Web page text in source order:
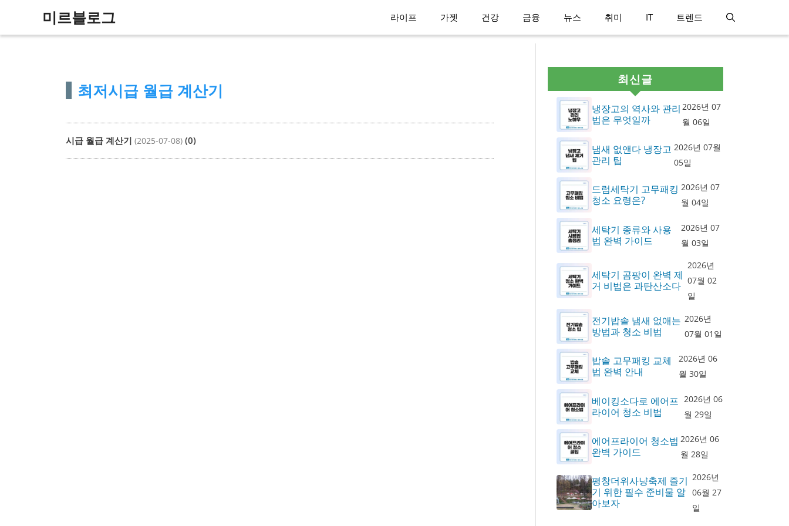
미르블로그 라이프 가젯 건강 금융 뉴스 취미 IT 트렌드
최저시급 월급 계산기
시급 월급 계산기 (2025-07-08) (0)
최신글
냉장고의 역사와 관리
법은 무엇일까
2026년 07
월 06일
냄새 없앤다 냉장고
관리 팁
2026년 07월
05일
드럼세탁기 고무패킹
청소 요령은?
2026년 07
월 04일
세탁기 종류와 사용
법 완벽 가이드
2026년 07
월 03일
세탁기 곰팡이 완벽 제
거 비법은 과탄산소다
2026년
07월 02
일
전기밥솥 냄새 없애는
방법과 청소 비법
2026년
07월 01일
밥솥 고무패킹 교체
법 완벽 안내
2026년 06
월 30일
베이킹소다로 에어프
라이어 청소 비법
2026년 06
월 29일
에어프라이어 청소법
완벽 가이드
2026년 06
월 28일
평창더위사냥축제 즐기
기 위한 필수 준비물 알
아보자
2026년
06월 27
일